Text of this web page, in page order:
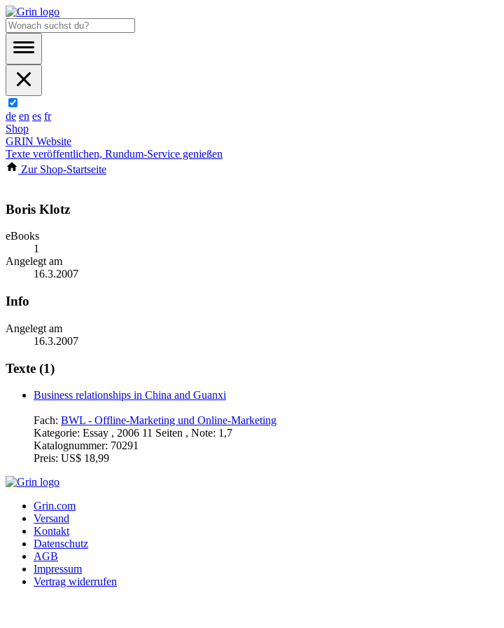
de en es fr
Shop
GRIN Website
Texte veröffentlichen, Rundum-Service genießen
Zur Shop-Startseite
Boris Klotz
eBooks
1
Angelegt am
16.3.2007
Info
Angelegt am
16.3.2007
Texte (1)
Business relationships in China and Guanxi
Fach: BWL - Offline-Marketing und Online-Marketing
Kategorie: Essay , 2006 11 Seiten , Note: 1,7
Katalognummer: 70291
Preis: US$ 18,99
Grin.com
Versand
Kontakt
Datenschutz
AGB
Impressum
Vertrag widerrufen